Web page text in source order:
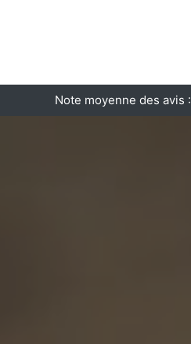
Note moyenne des avis :